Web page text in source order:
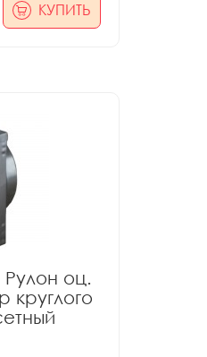
КУПИТЬ
Рулон оц.
круглого